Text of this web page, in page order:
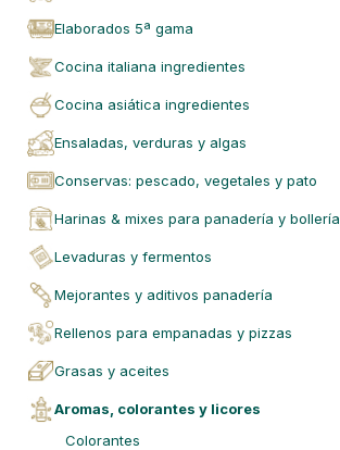
elaborados 5ª gama
cocina italiana ingredientes
cocina asiática ingredientes
ensaladas, verduras y algas
conservas: pescado, vegetales y pato
harinas & mixes para panadería y bollería
levaduras y fermentos
mejorantes y aditivos panadería
rellenos para empanadas y pizzas
grasas y aceites
aromas, colorantes y licores
colorantes